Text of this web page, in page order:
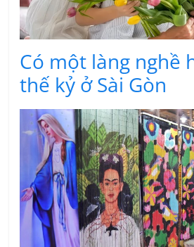
Có một làng nghề
thế kỷ ở Sài Gòn